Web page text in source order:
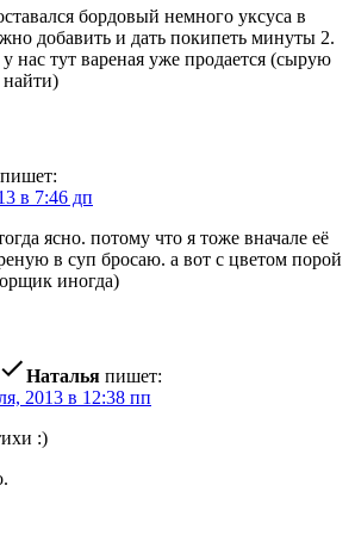
бордовый немного уксуса в
добавить и дать покипеть минуты 2.
нас тут вареная уже продается (сырую
пишет:
в 7:46 дп
ясно. потому что я тоже вначале её
в суп бросаю. а вот с цветом порой
иногда)
Наталья пишет:
2013 в 12:38 пп
:)